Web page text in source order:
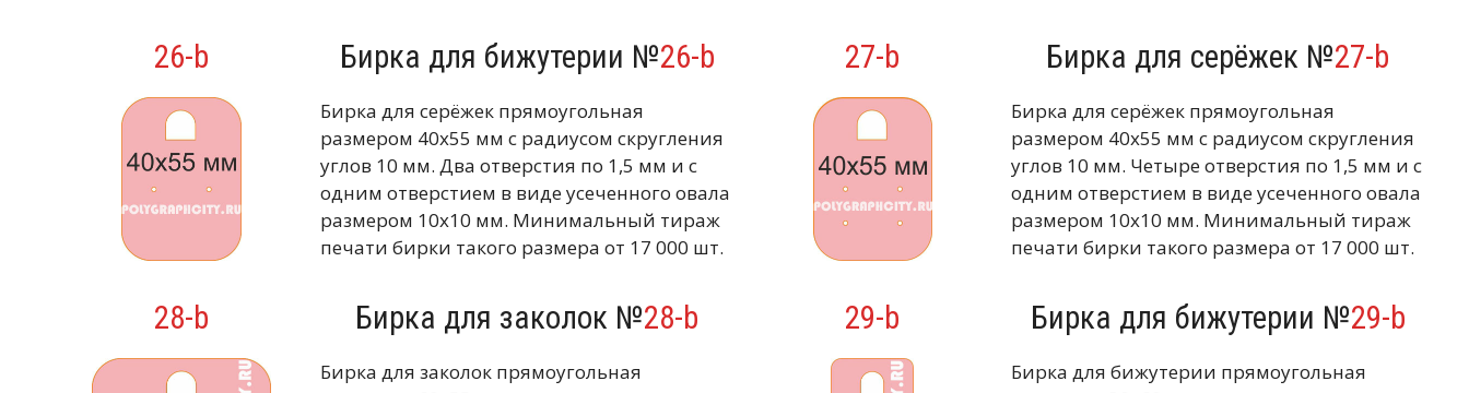
26-b Бирка для бижутерии №26-b
Бирка для серёжек прямоугольная
размером 40х55 мм с радиусом скругления
углов 10 мм. Два отверстия по 1,5 мм и с
одним отверстием в виде усеченного овала
размером 10х10 мм. Минимальный тираж
печати бирки такого размера от 17 000 шт.
27-b Бирка для серёжек №27-b
Бирка для серёжек прямоугольная
размером 40х55 мм с радиусом скругления
углов 10 мм. Четыре отверстия по 1,5 мм и с
одним отверстием в виде усеченного овала
размером 10х10 мм. Минимальный тираж
печати бирки такого размера от 17 000 шт.
28-b Бирка для заколок №28-b
Бирка для заколок прямоугольная
29-b Бирка для бижутерии №29-b
Бирка для бижутерии прямоугольная